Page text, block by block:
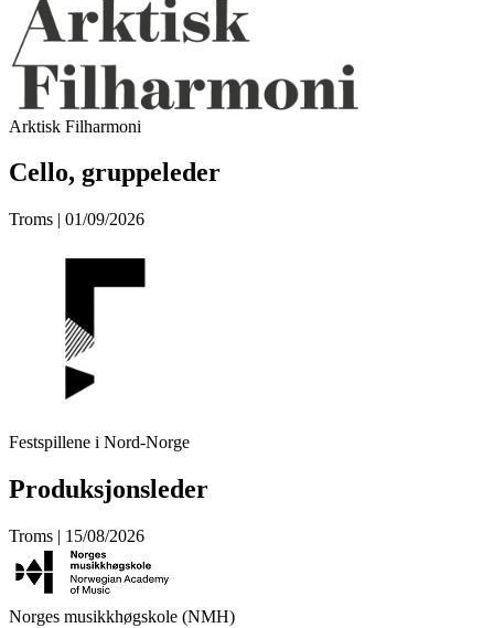
Arktisk Filharmoni
Cello, gruppeleder
Troms | 01/09/2026
Festspillene i Nord-Norge
Produksjonsleder
Troms | 15/08/2026
Norges musikkhøgskole (NMH)